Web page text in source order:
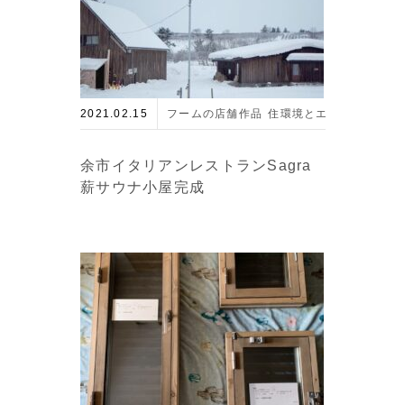
2021.02.15 フームの店舗作品 住環境とエネルギー
余市イタリアンレストランSagra
薪サウナ小屋完成